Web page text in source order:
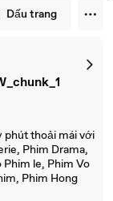
Dấu trang
phút thoải mái với
Phim Drama,
le, Phim Vo
Phim Hong